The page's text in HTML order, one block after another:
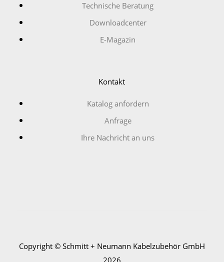
Technische Beratung
Downloadcenter
E-Magazin
Kontakt
Katalog anfordern
Anfrage
Ihre Nachricht an uns
Copyright © Schmitt + Neumann Kabelzubehör GmbH
2026